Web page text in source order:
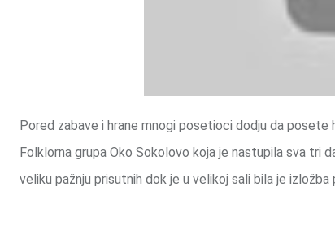
Pored zabave i hrane mnogi posetioci dodju da
Folklorna grupa Oko Sokolovo koja je nastupila sva tri
veliku pažnju prisutnih dok je u velikoj sali bila je izložba